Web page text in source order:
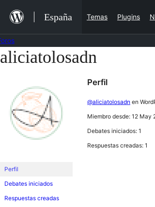
contenido
España Temas Plugins
Saltar
aliciatolosadn
Perfil
Debates iniciados
Respuestas creadas
Perfil
@aliciatolosadn en
Miembro desde: 12 May
Debates iniciados: 1
Respuestas creadas: 1